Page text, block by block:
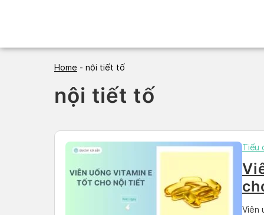
Home - nội tiết tố
nội tiết tố
Tiểu
Viên